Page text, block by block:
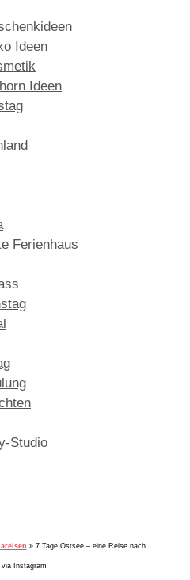
Ideen
Ideen
Ferienhaus
Studio
» 7 Tage Ostsee – eine Reise nach
Instagram